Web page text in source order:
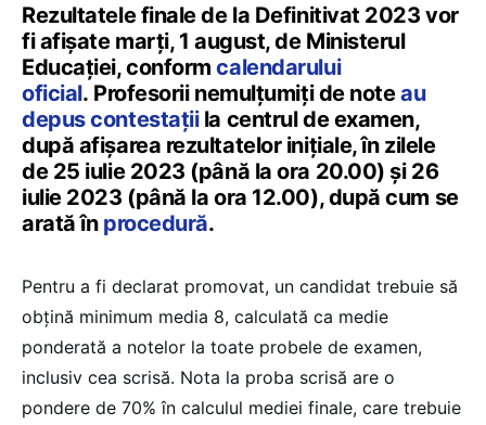
Rezultatele finale de la Definitivat 2023 vor
fi afișate marți, 1 august, de Ministerul
Educației, conformcalendarului
oficial. Profesorii nemulțumiți de noteau
depus contestațiila centrul de examen,
după afișarea rezultatelor inițiale, în zilele
de 25 iulie 2023 (până la ora 20.00) și 26
iulie 2023 (până la ora 12.00), după cum se
arată în procedură.
Pentru a fi declarat promovat, un candidat trebuie să
obțină minimum media 8, calculată ca medie
ponderată a notelor la toate probele de examen,
inclusiv cea scrisă. Nota la proba scrisă are o
pondere de 70% în calculul mediei finale, care trebuie